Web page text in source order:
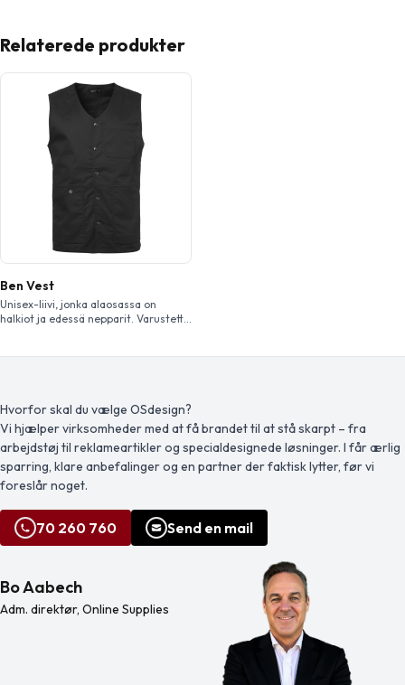
Relaterede produkter
Ben Vest
Unisex-liivi, jonka alaosassa on
halkiot ja edessä nepparit. Varustettu
työskenteleville ammattilaisille, jotka
tarvitsevat toimivan ja monipuolisen
vaatteen. Liivissä on klassinen
muotoilu, jossa on alareunassa
halkiot ja edessä nepparit auttaen p
ukemista ja riisumista. Liivi […]
Hvorfor skal du vælge OSdesign?
Vi hjælper virksomheder med at få brandet til at stå skarpt – fra
arbejdstøj til reklameartikler og specialdesignede løsninger. I får ærlig
sparring, klare anbefalinger og en partner der faktisk lytter, før vi
foreslår noget.
70 260 760 Send en mail
Bo Aabech
Adm. direktør, Online Supplies